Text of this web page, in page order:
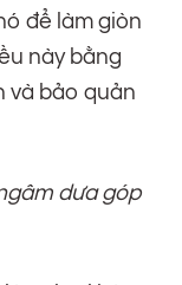
để làm giòn
này bằng
và bảo quản
dưa góp